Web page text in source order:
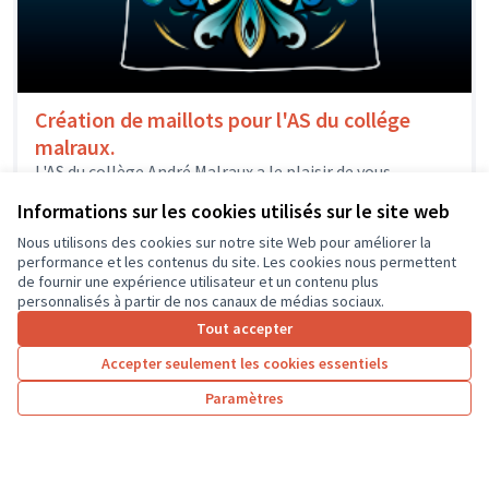
Informations sur les cookies utilisés sur le site web
Nous utilisons des cookies sur notre site Web pour améliorer la
performance et les contenus du site. Les cookies nous permettent
de fournir une expérience utilisateur et un contenu plus
personnalisés à partir de nos canaux de médias sociaux.
Tout accepter
Accepter seulement les cookies essentiels
Paramètres
Création de maillots pour l'AS du collége
malraux.
L'AS du collège André Malraux a le plaisir de vous
notre association...
Sport Amboise
Résultats par page : 25
1 2 3 4 5 6 7